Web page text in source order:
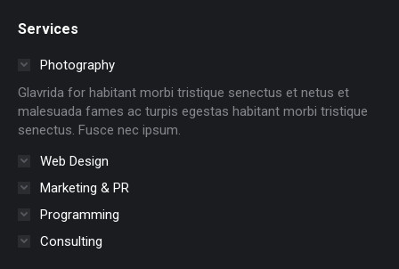
opens
window
opens
in
window
in
window
in
windowwindowwindow
Services
Photography
Glavrida for habitant morbi tristique senectus et netus et
malesuada fames ac turpis egestas habitant morbi tristique
senectus. Fusce nec ipsum.
Web Design
Marketing & PR
Programming
Consulting